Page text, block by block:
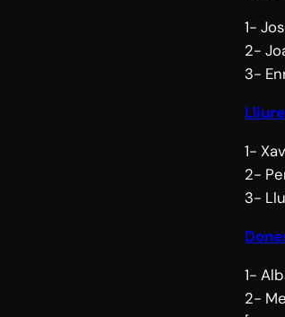
1-
2-
3-
Lliure
1-
2-
3-
1-
2-